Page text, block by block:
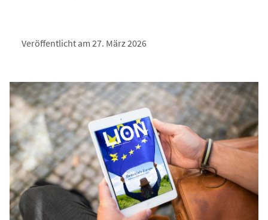
Veröffentlicht am 27. März 2026